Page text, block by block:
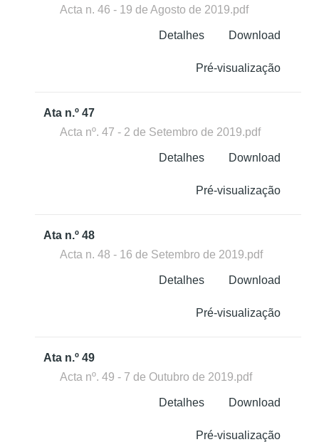
Acta n. 46 - 19 de Agosto de 2019.pdf
Download
Detalhes
Pré-visualização
Ata n.º 47
Acta nº. 47 - 2 de Setembro de 2019.pdf
Download
Detalhes
Pré-visualização
Ata n.º 48
Acta n. 48 - 16 de Setembro de 2019.pdf
Download
Detalhes
Pré-visualização
Ata n.º 49
Acta nº. 49 - 7 de Outubro de 2019.pdf
Download
Detalhes
Pré-visualização